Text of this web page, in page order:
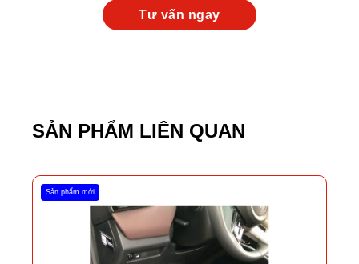
SẢN PHẨM LIÊN QUAN
Sản phẩm mới